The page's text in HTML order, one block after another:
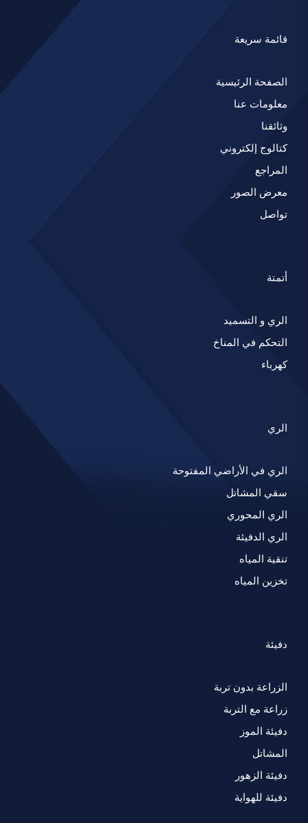
قائمة سريعة
الصفحة الرئيسية
معلومات عنا
وثائقنا
كتالوج إلكتروني
المراجع
معرض الصور
تواصل
أتمتة
الري و التسميد
التحكم في المناخ
كهرباء
الري
الري في الأراضي المفتوحة
سقي المشاتل
الري المحوري
الري الدفيئة
تنقية المياه
تخزين المياه
دفيئة
الزراعة بدون تربة
زراعة مع التربة
دفيئة الموز
المشاتل
دفيئة الزهور
دفيئة للهواية